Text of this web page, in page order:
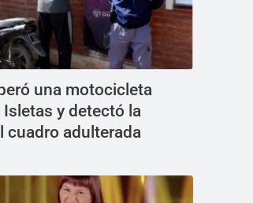
una motocicleta
Isletas y detectó la
cuadro adulterada